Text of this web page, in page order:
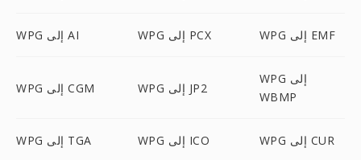
WPG إلى AI WPG إلى PCX WPG إلى EMF
WPG إلى CGM WPG إلى JP2
WPG إلى
WBMP
WPG إلى TGA WPG إلى ICO WPG إلى CUR